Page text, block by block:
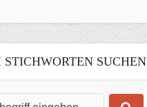
STICHWORTEN SUCHEN